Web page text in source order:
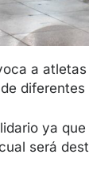
a
ya
será